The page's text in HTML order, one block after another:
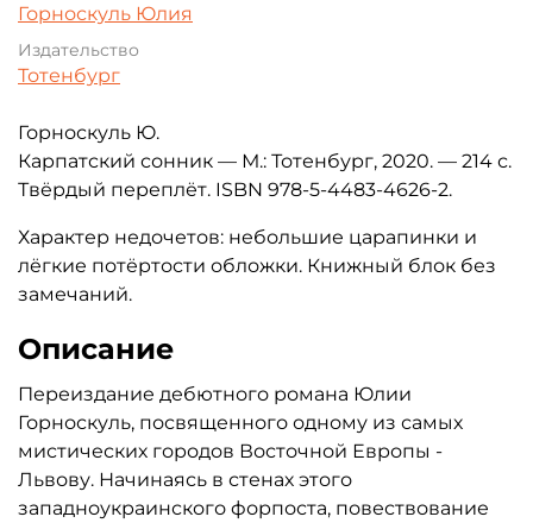
Горноскуль Юлия
Издательство
Тотенбург
Горноскуль Ю.
Карпатский сонник — М.: Тотенбург, 2020. — 214 с.
Твёрдый переплёт. ISBN 978-5-4483-4626-2.
Характер недочетов: небольшие царапинки и
лёгкие потёртости обложки. Книжный блок без
замечаний.
Описание
Переиздание дебютного романа Юлии
Горноскуль, посвященного одному из самых
мистических городов Восточной Европы -
Львову. Начинаясь в стенах этого
западноукраинского форпоста, повествование